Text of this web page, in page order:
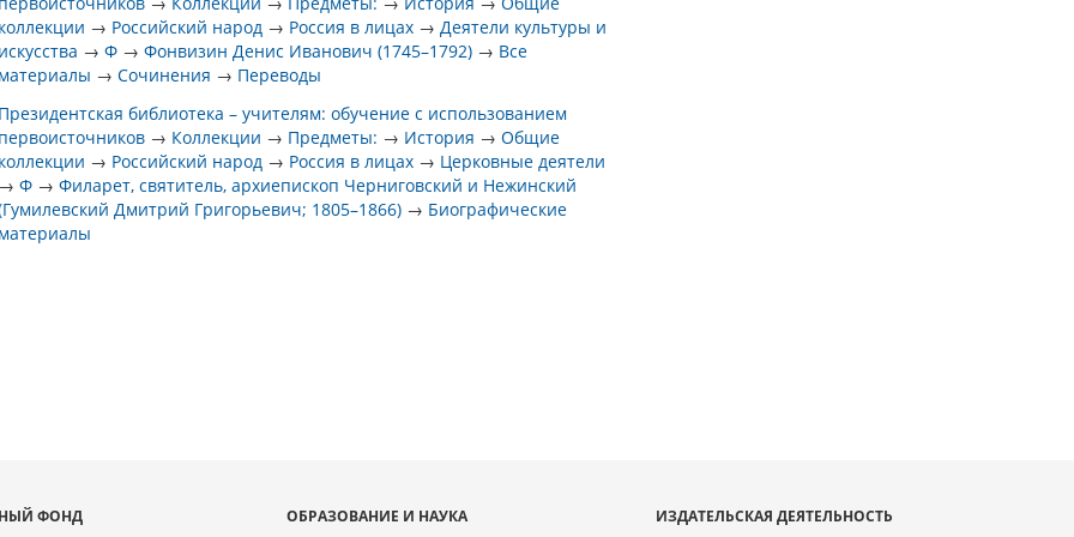
коллекции → Российский народ → Россия в лицах →Деятели культуры и
искусства →Ф →Фонвизин Денис Иванович (1745–1792) → Все
материалы →Сочинения → Переводы
Президентская библиотека – учителям: обучение с использованием
первоисточников → Коллекции → Предметы: → История →Общие
коллекции → Российский народ → Россия в лицах → Церковные деятели
→Ф →Филарет, святитель, архиепископ Черниговский и Нежинский
Дмитрий Григорьевич; 1805–1866) → Биографические
материалы
ФОНД ОБРАЗОВАНИЕ И НАУКА ИЗДАТЕЛЬСКАЯ ДЕЯТЕЛЬНОСТЬ